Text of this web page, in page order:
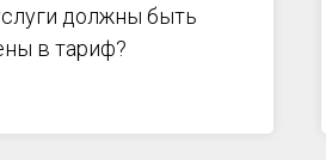
должны быть
в тариф?